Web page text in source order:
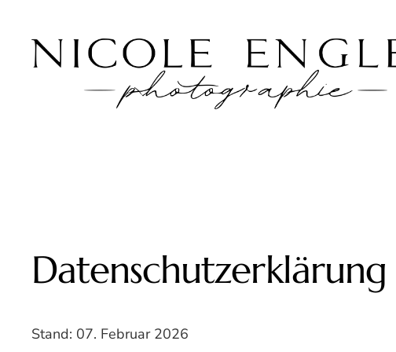
Inhalt
springen
Datenschutzerklärung
Stand: 07. Februar 2026